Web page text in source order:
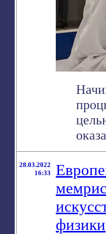
28.03.2022
16:33
физики